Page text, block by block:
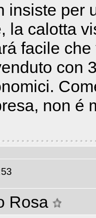
insiste per
la calotta
facile
con
non é
Rosa